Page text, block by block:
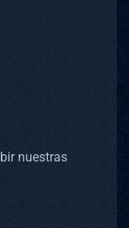
nuestras